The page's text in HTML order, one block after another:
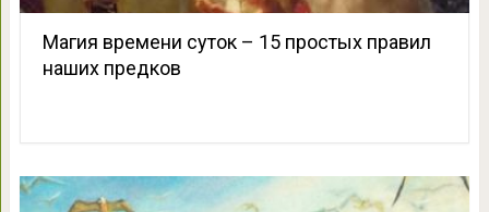
Магия времени суток – 15 простых правил
наших предков